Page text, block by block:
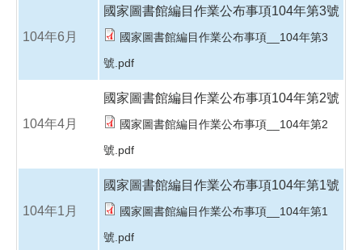
104年6月
國家圖書館編目作業公布事項104年第3號
國家圖書館編目作業公布事項__104年第3
號.pdf
104年4月
國家圖書館編目作業公布事項104年第2號
國家圖書館編目作業公布事項__104年第2
號.pdf
104年1月
國家圖書館編目作業公布事項104年第1號
國家圖書館編目作業公布事項__104年第1
號.pdf